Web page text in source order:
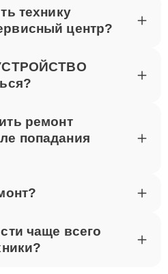
технику
центр?
ремонт
попадания
чаще всего